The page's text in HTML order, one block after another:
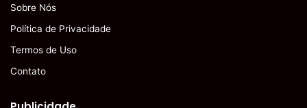
Sobre Nós
Política de Privacidade
Termos de Uso
Contato